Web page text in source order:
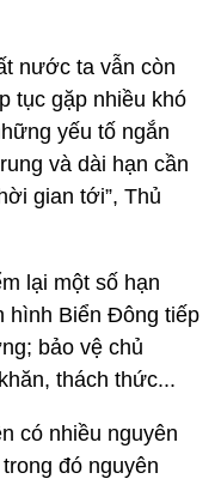
nước ta vẫn còn
tục gặp nhiều khó
yếu tố ngắn
và dài hạn cần
gian tới”, Thủ
lại một số hạn
hình Biển Đông tiếp
bảo vệ chủ
thách thức...
có nhiều nguyên
đó nguyên